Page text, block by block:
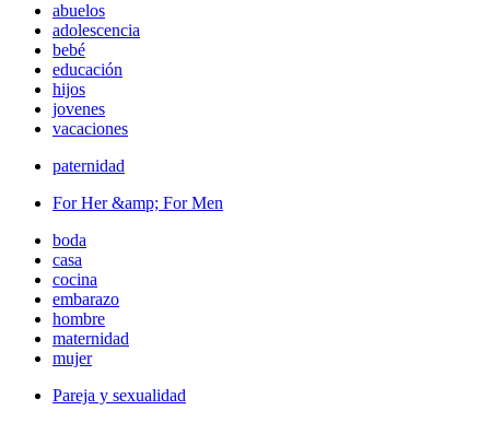
abuelos
adolescencia
bebé
educación
hijos
jovenes
vacaciones
paternidad
For Her &amp; For Men
boda
casa
cocina
embarazo
hombre
maternidad
mujer
Pareja y sexualidad